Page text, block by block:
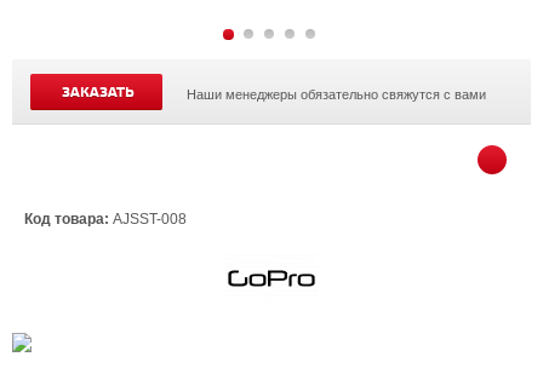
ЗАКАЗАТЬ Наши менеджеры обязательно свяжутся с вами
Код товара: AJSST-008